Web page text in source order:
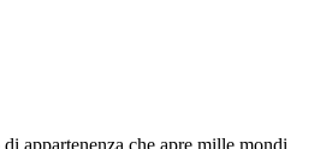
appartenenza che apre mille mondi